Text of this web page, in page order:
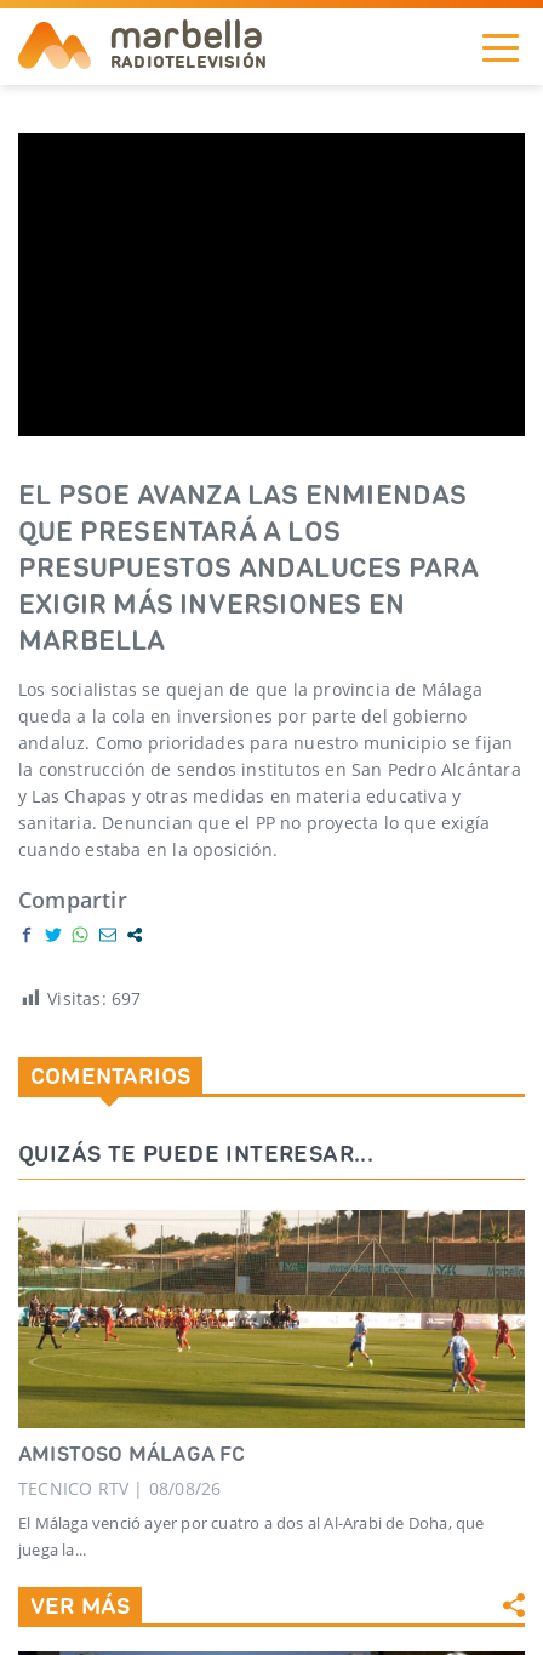
marbella
RADIOTELEVISIÓN
EN
DIRECTO
EL PSOE AVANZA LAS ENMIENDAS
QUE PRESENTARÁ A LOS
PRESUPUESTOS ANDALUCES PARA
EXIGIR MÁS INVERSIONES EN
MARBELLA
Los socialistas se quejan de que la provincia de Málaga
queda a la cola en inversiones por parte del gobierno
andaluz. Como prioridades para nuestro municipio se fijan
la construcción de sendos institutos en San Pedro Alcántara
y Las Chapas y otras medidas en materia educativa y
sanitaria. Denuncian que el PP no proyecta lo que exigía
cuando estaba en la oposición.
Compartir
Visitas: 697
COMENTARIOS
QUIZÁS TE PUEDE INTERESAR...
AMISTOSO MÁLAGA FC
TECNICO RTV | 08/08/26
El Málaga venció ayer por cuatro a dos al Al-Arabi de Doha, que
juega la...
VER MÁS